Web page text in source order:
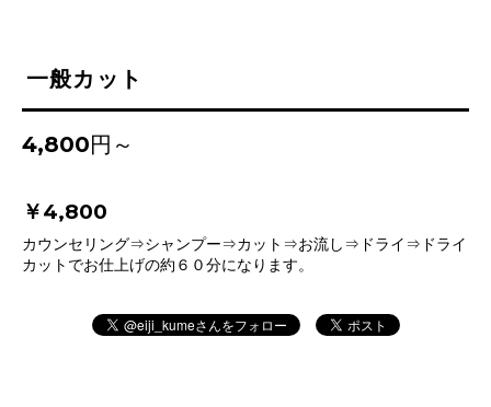
一般カット
4,800円～
￥4,800
カウンセリング⇒シャンプー⇒カット⇒お流し⇒ドライ⇒ドライ
カットでお仕上げの約６０分になります。